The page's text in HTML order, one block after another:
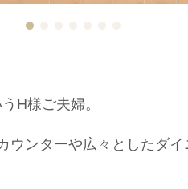
H様ご夫婦。
ウンターや広々としたダ